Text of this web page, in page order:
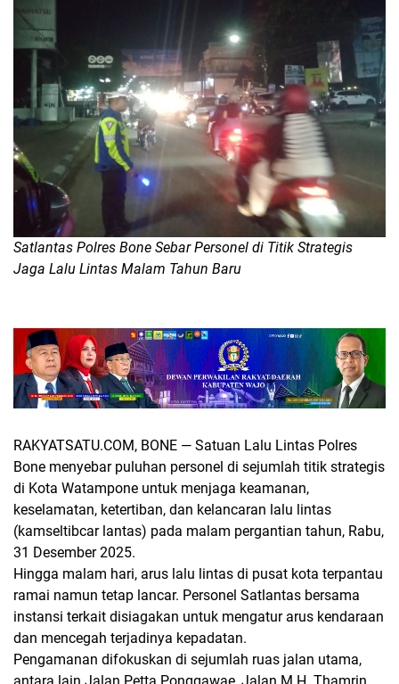
Satlantas Polres Bone Sebar Personel di Titik Strategis
Jaga Lalu Lintas Malam Tahun Baru
RAKYATSATU.COM, BONE — Satuan Lalu Lintas Polres
Bone menyebar puluhan personel di sejumlah titik strategis
di Kota Watampone untuk menjaga keamanan,
keselamatan, ketertiban, dan kelancaran lalu lintas
(kamseltibcar lantas) pada malam pergantian tahun, Rabu,
31 Desember 2025.
Hingga malam hari, arus lalu lintas di pusat kota terpantau
ramai namun tetap lancar. Personel Satlantas bersama
instansi terkait disiagakan untuk mengatur arus kendaraan
dan mencegah terjadinya kepadatan.
Pengamanan difokuskan di sejumlah ruas jalan utama,